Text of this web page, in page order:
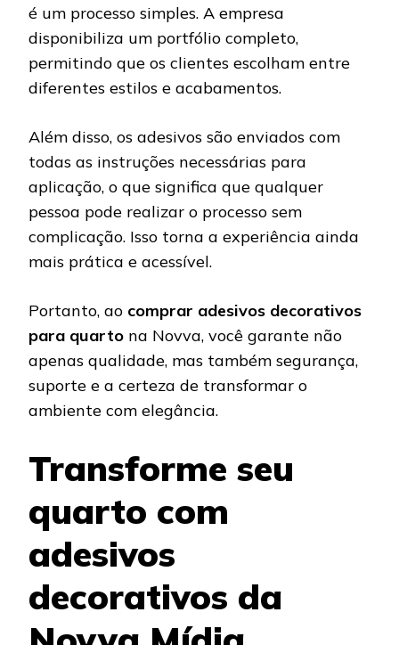
é um processo simples. A empresa
disponibiliza um portfólio completo,
permitindo que os clientes escolham entre
diferentes estilos e acabamentos.
Além disso, os adesivos são enviados com
todas as instruções necessárias para
aplicação, o que significa que qualquer
pessoa pode realizar o processo sem
complicação. Isso torna a experiência ainda
mais prática e acessível.
Portanto, ao comprar adesivos decorativos
para quarto na Novva, você garante não
apenas qualidade, mas também segurança,
suporte e a certeza de transformar o
ambiente com elegância.
Transforme seu
quarto com
adesivos
decorativos da